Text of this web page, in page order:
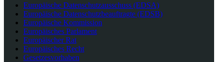
Europäische Datenschutzausschuss (EDSA)
Europäische Datenschutzbeauftragte (EDSB)
Europäische Kommission
Europäisches Parlament
Europäischer Rat
Europäisches Recht
Gesetzesvorhaben